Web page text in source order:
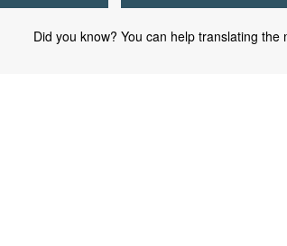
Did you know? You can help translating